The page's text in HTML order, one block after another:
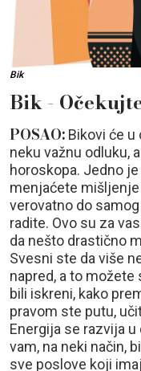
Bik
Bik -
POSAO:Bikovi će u
neku važnu odluku,
horoskopa. Jedno
menjaćete
verovatno do
radite. Ovo su za
da nešto drastično
Svesni ste da više
napred, a to možete
bili iskreni, kako
pravom ste putu,
Energija se razvija
vam, na neki način,
sve poslove koji